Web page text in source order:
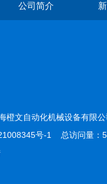
公司简介
橙文自动化机械设备有限
号-1 总访问量：